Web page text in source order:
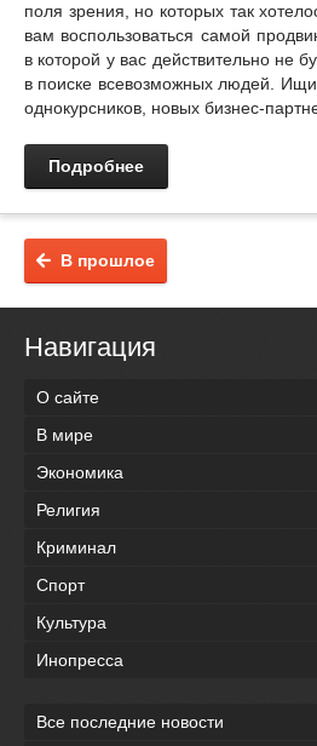
поля зрения, но которых так
вам воспользоваться самой
в которой у вас действительно не
в поиске всевозможных людей.
однокурсников, новых бизнес-
Подробнее
В прошлое
Навигация
О сайте
В мире
Экономика
Религия
Криминал
Спорт
Культура
Инопресса
Все последние новости